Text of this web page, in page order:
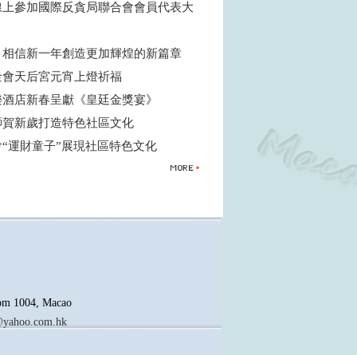
參加國際反貪局聯合會會員代表大
信新一年創造更加輝煌的新篇章
天后宮元宵上燈祈福
店新春呈獻《皇廷金獎宴》
新歲打造特色社區文化
運財童子”展現社區特色文化
1004, Macao